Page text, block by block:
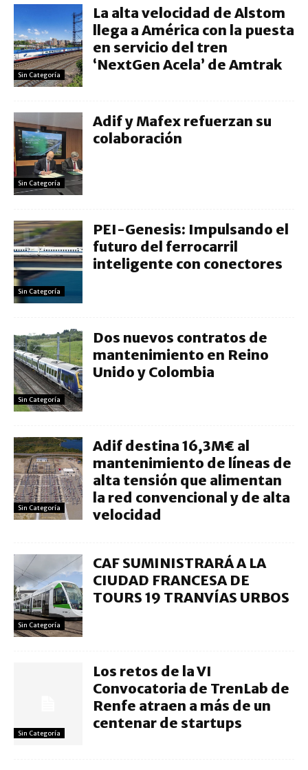
Sin Categoría
La alta velocidad de Alstom
llega a América con la puesta
en servicio del tren
‘NextGen Acela’ de Amtrak
Sin Categoría
Adif y Mafex refuerzan su
colaboración
Sin Categoría
PEI-Genesis: Impulsando el
futuro del ferrocarril
inteligente con conectores
Sin Categoría
Dos nuevos contratos de
mantenimiento en Reino
Unido y Colombia
Sin Categoría
Adif destina 16,3M€ al
mantenimiento de líneas de
alta tensión que alimentan
la red convencional y de alta
velocidad
Sin Categoría
CAF SUMINISTRARÁ A LA
CIUDAD FRANCESA DE
TOURS 19 TRANVÍAS URBOS
Sin Categoría
Los retos de la VI
Convocatoria de TrenLab de
Renfe atraen a más de un
centenar de startups